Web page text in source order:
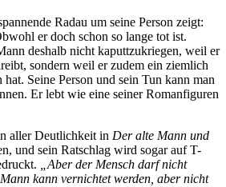
Radau um seine Person zeigt:
er doch schon so lange tot ist.
deshalb nicht kaputtzukriegen, weil er
sondern weil er zudem ein ziemlich
Seine Person und sein Tun kann man
Er lebt wie eine seiner Romanfiguren
aller Deutlichkeit in Der alte Mann und
und sein Ratschlag wird sogar auf T-
„Aber der Mensch darf nicht
kann vernichtet werden, aber nicht